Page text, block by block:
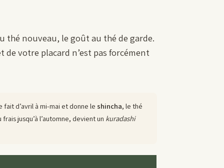
thé nouveau, le goût au thé de garde.
votre placard n’est pas forcément
fait d’avril à mi-mai et donne le shincha, le thé
jusqu’à l’automne, devient un kuradashi